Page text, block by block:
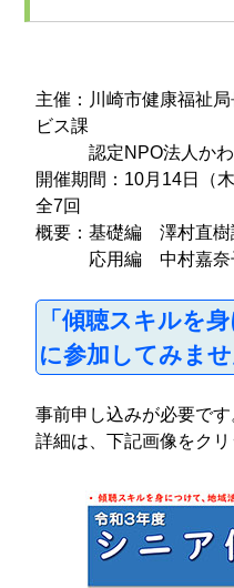
主催：川崎市健康福祉
ビス課
認定NPO法人かわ
開催期間：10月14日（
全7回
概要：基礎編 澤村直樹
応用編 中村嘉奈
「傾聴スキルを
に参加してみませ
事前申し込みが必要です
詳細は、下記画像をクリ